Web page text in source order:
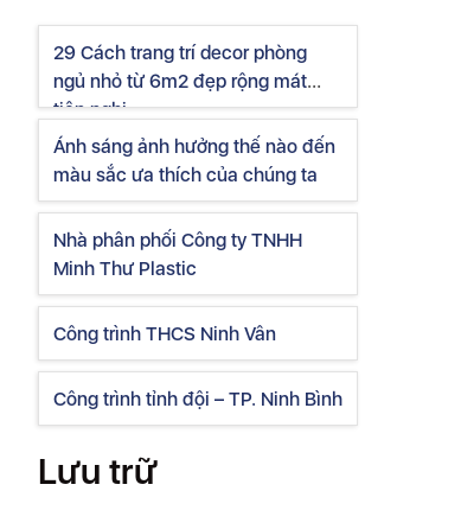
29 Cách trang trí decor phòng
ngủ nhỏ từ 6m2 đẹp rộng mát
tiện nghi
Ánh sáng ảnh hưởng thế nào đến
màu sắc ưa thích của chúng ta
Nhà phân phối Công ty TNHH
Minh Thư Plastic
Công trình THCS Ninh Vân
Công trình tỉnh đội – TP. Ninh Bình
Lưu trữ